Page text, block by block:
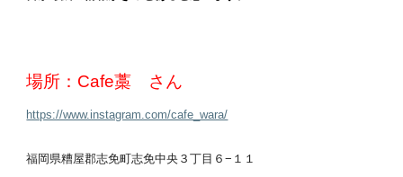
場所：Cafe藁 さん
https://www.instagram.com/cafe_wara/
福岡県糟屋郡志免町志免中央３丁目６−１１